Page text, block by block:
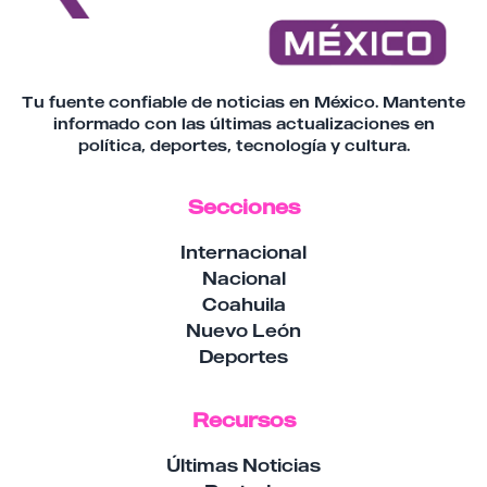
Tu fuente confiable de noticias en México. Mantente
informado con las últimas actualizaciones en
política, deportes, tecnología y cultura.
Secciones
Internacional
Nacional
Coahuila
Nuevo León
Deportes
Recursos
Últimas Noticias